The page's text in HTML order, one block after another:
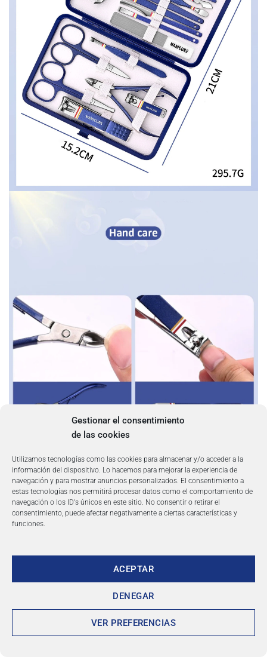
Gestionar el consentimiento
de las cookies
Utilizamos tecnologías como las cookies para almacenar y/o acceder a la
información del dispositivo. Lo hacemos para mejorar la experiencia de
navegación y para mostrar anuncios personalizados. El consentimiento a
estas tecnologías nos permitirá procesar datos como el comportamiento de
navegación o los ID's únicos en este sitio. No consentir o retirar el
consentimiento, puede afectar negativamente a ciertas características y
funciones.
ACEPTAR
DENEGAR
VER PREFERENCIAS